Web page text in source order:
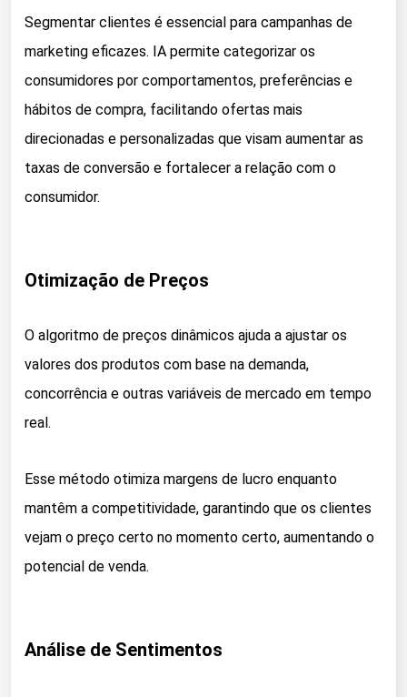
Segmentar clientes é essencial para campanhas de
marketing eficazes. IA permite categorizar os
consumidores por comportamentos, preferências e
hábitos de compra, facilitando ofertas mais
direcionadas e personalizadas que visam aumentar as
taxas de conversão e fortalecer a relação com o
consumidor.
Otimização de Preços
O algoritmo de preços dinâmicos ajuda a ajustar os
valores dos produtos com base na demanda,
concorrência e outras variáveis de mercado em tempo
real.
Esse método otimiza margens de lucro enquanto
mantêm a competitividade, garantindo que os clientes
vejam o preço certo no momento certo, aumentando o
potencial de venda.
Análise de Sentimentos